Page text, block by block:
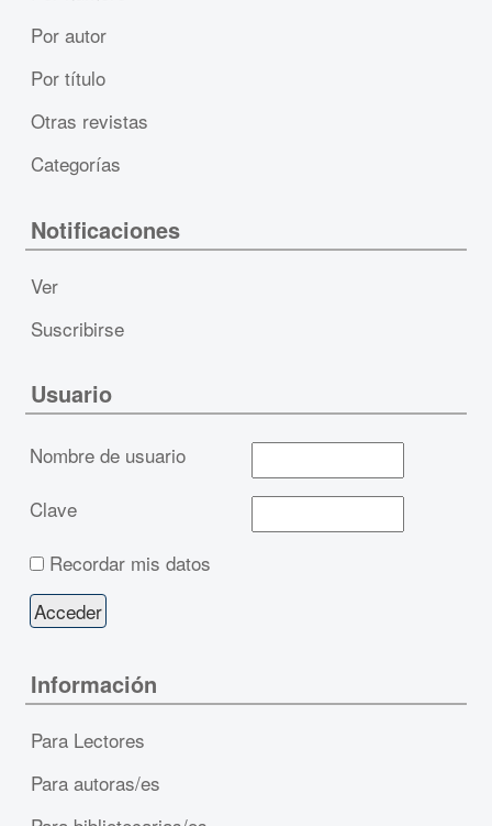
Por autor
Por título
Otras revistas
Categorías
Notificaciones
Ver
Suscribirse
Usuario
Nombre de usuario
Clave
Recordar mis datos
Información
Para Lectores
Para autoras/es